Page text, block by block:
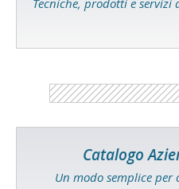
Tecniche, prodotti e servizi
Catalogo
Un modo semplice per